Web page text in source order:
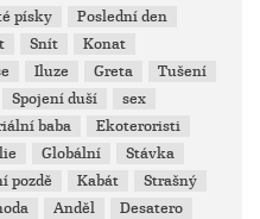
písky
Poslední den
Snít
Konat
Iluze Greta
Tušení
Spojení duší
sex
baba
Ekoteroristi
Globální
Stávka
pozdě Kabát
Strašný
Anděl
Desatero